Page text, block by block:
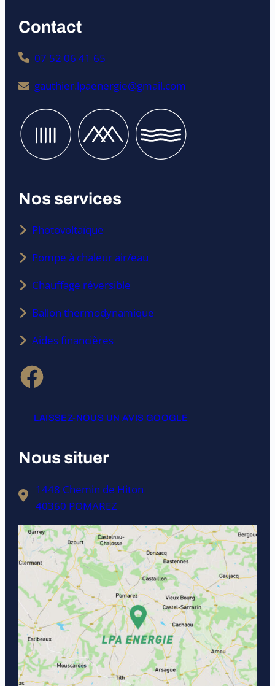
Contact
07 52 06 41 65
gauthier.lpaenergie@gmail.com
Nos services
Photovoltaïque
Pompe à chaleur air/eau
Chauffage réversible
Ballon thermodynamique
Aides financières
Facebook
LAISSEZ-NOUS UN AVIS GOOGLE
Nous situer
1448 Chemin de Hiton
40360 POMAREZ